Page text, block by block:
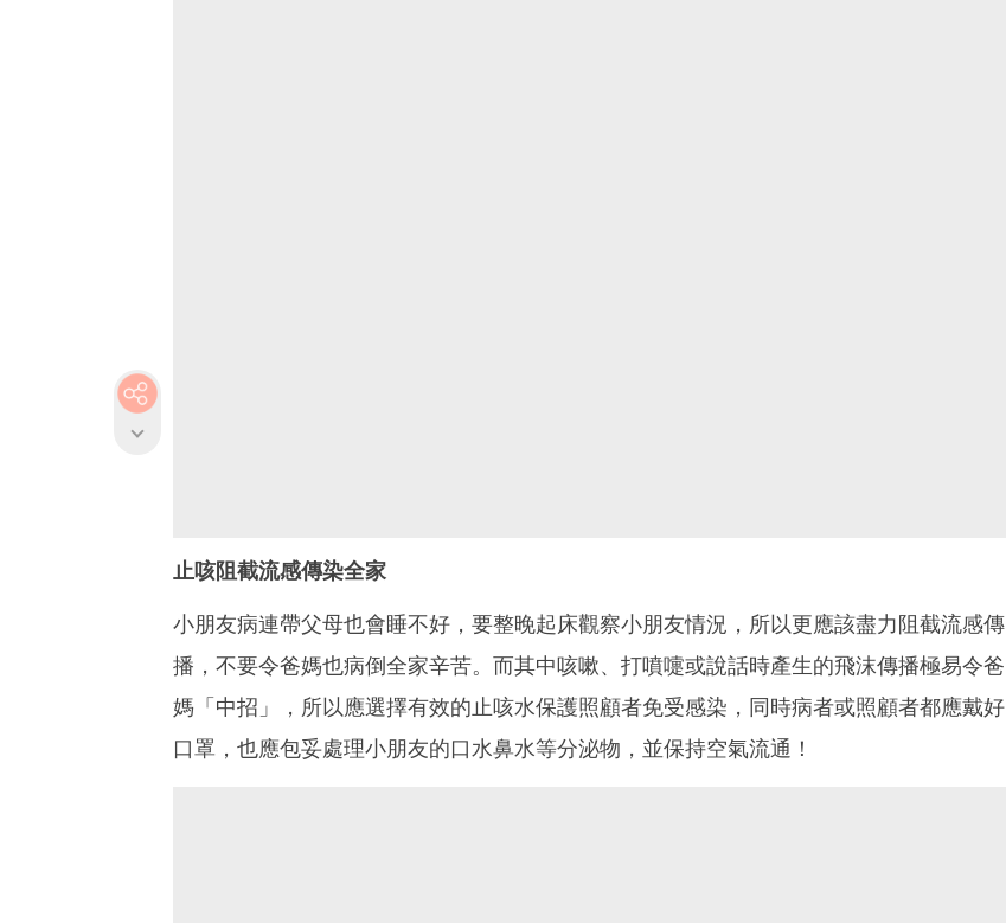
止咳阻截流感傳染全家
小朋友病連帶父母也會睡不好，要整晚起床觀察小朋友情況，所以更應該盡力阻截流感傳
播，不要令爸媽也病倒全家辛苦。而其中咳嗽、打噴嚏或說話時產生的飛沫傳播極易令爸
媽「中招」，所以應選擇有效的止咳水保護照顧者免受感染，同時病者或照顧者都應戴好
口罩，也應包妥處理小朋友的口水鼻水等分泌物，並保持空氣流通！